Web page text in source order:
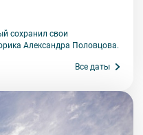
сохранил свои
Александра Половцова.
Все даты